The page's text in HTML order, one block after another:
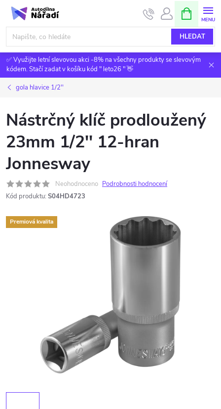
Přejít
obsah
HLEDAT
NÁKUPNÍ
KOŠÍK
✅ Využijte letní slevovou akci -8% na všechny produkty se slevovým
kódem. Stačí zadat v košíku kód " leto26 " 👋
gola hlavice 1/2''
Nástrčný klíč prodloužený
23mm 1/2'' 12-hran
Jonnesway
Neohodnoceno Podrobnosti hodnocení
Kód produktu: S04HD4723
Premiová kvalita